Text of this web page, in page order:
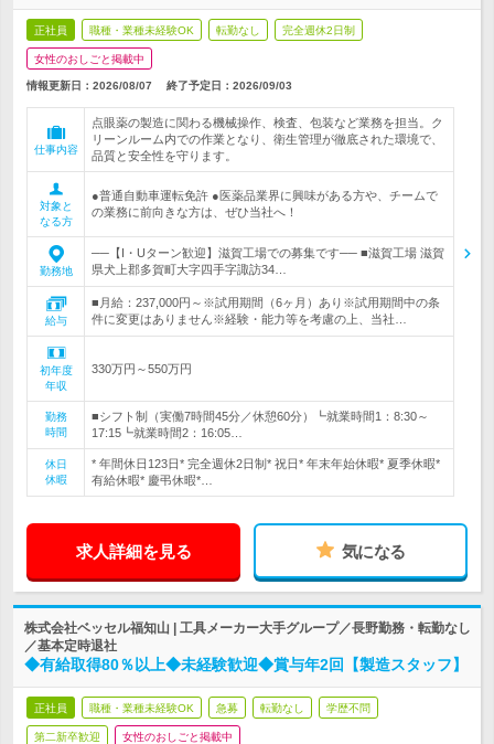
正社員 職種・業種未経験OK 転勤なし 完全週休2日制
女性のおしごと掲載中
情報更新日：2026/08/07 終了予定日： 2026/09/03
仕事内容
点眼薬の製造に関わる機械操作、検査、包装など業務を担当。ク
リーンルーム内での作業となり、衛生管理が徹底された環境で、
品質と安全性を守ります。
対象と
なる方
●普通自動車運転免許 ●医薬品業界に興味がある方や、チームで
の業務に前向きな方は、ぜひ当社へ！
勤務地
──【I・Uターン歓迎】滋賀工場での募集です── ■滋賀工場 滋賀
県犬上郡多賀町大字四手字諏訪34…
給与
■月給：237,000円～※試用期間（6ヶ月）あり※試用期間中の条
件に変更はありません※経験・能力等を考慮の上、当社…
初年度
年収
330万円～550万円
勤務
時間
■シフト制（実働7時間45分／休憩60分）┗就業時間1：8:30～
17:15┗就業時間2：16:05…
休日
休暇
* 年間休日123日* 完全週休2日制* 祝日* 年末年始休暇* 夏季休暇*
有給休暇* 慶弔休暇*…
求人詳細を見る 気になる
株式会社ベッセル福知山 | 工具メーカー大手グループ／長野勤務・転勤なし
／基本定時退社
◆有給取得80％以上◆未経験歓迎◆賞与年2回【製造スタッフ】
正社員 職種・業種未経験OK 急募 転勤なし 学歴不問
第二新卒歓迎 女性のおしごと掲載中